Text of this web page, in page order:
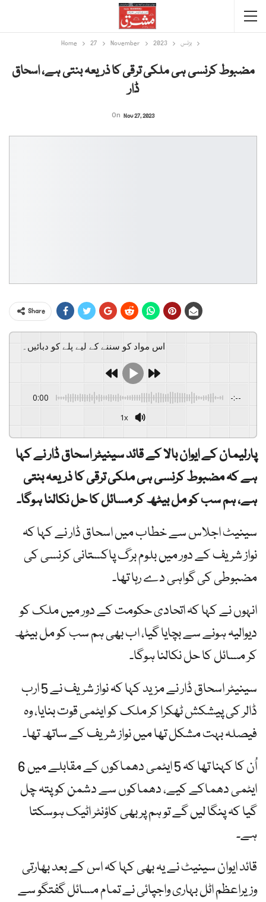
Home 27 November 2023 بزنس
مضبوط کرنسی ہی ملکی ترقی کا ذریعہ بنتی ہے، اسحاق
ڈار
On Nov 27, 2023
Share
اس مواد کو سننے کے لیے پلے کو دبائیں۔
0:00 -:--
1x
پارلیمان کے ایوان بالا کے قائد سینیٹر اسحاق ڈار نے کہا
ہے کہ مضبوط کرنسی ہی ملکی ترقی کا ذریعہ بنتی
ہے، ہم سب کو مل بیٹھ کر مسائل کا حل نکالنا ہوگا۔
سینیٹ اجلاس سے خطاب میں اسحاق ڈار نے کہا کہ
نواز شریف کے دور میں بلوم برگ پاکستانی کرنسی کی
مضبوطی کی گواہی دے رہا تھا۔
انہوں نے کہا کہ اتحادی حکومت کے دور میں ملک کو
دیوالیہ ہونے سے بچایا گیا، اب بھی ہم سب کو مل بیٹھ
کر مسائل کا حل نکالنا ہوگا۔
سینیٹر اسحاق ڈار نے مزید کہا کہ نواز شریف نے 5 ارب
ڈالر کی پیشکش ٹھکرا کر ملک کو ایٹمی قوت بنایا، وہ
فیصلہ بہت مشکل تھا میں نواز شریف کے ساتھ تھا۔
اُن کا کہنا تھا کہ 5 ایٹمی دھماکوں کے مقابلے میں 6
ایٹمی دھماکے کیے، دھماکوں سے دشمن کو پتہ چل
گیا کہ پنگا لیں گے تو ہم پر بھی کاؤنٹر اٹیک ہوسکتا
ہے۔
قائد ایوان سینیٹ نے یہ بھی کہا کہ اس کے بعد بھارتی
وزیراعظم اٹل بہاری واجپائی نے تمام مسائل گفتگو سے